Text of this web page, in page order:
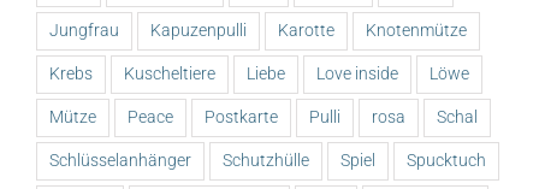
Jungfrau Kapuzenpulli Karotte Knotenmütze
Krebs Kuscheltiere Liebe Love inside Löwe
Mütze Peace Postkarte Pulli rosa Schal
Schlüsselanhänger Schutzhülle Spiel Spucktuch